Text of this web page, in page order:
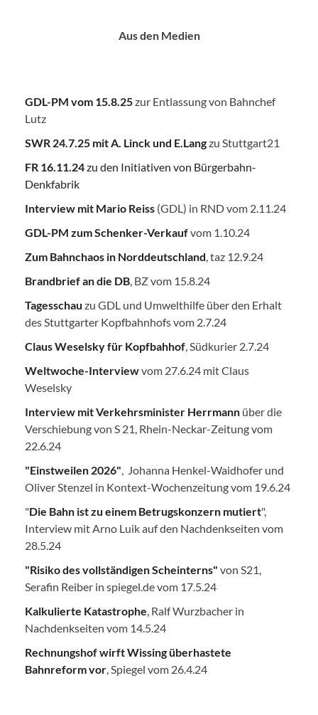
Aus den Medien
GDL-PM vom 15.8.25zur Entlassung von Bahnchef
Lutz
SWR 24.7.25 mit A. Linck und E.Langzu Stuttgart21
FR 16.11.24zu den Initiativen von Bürgerbahn-
Denkfabrik
Interview mit Mario Reiss (GDL) in RND vom 2.11.24
GDL-PM zum Schenker-Verkaufvom 1.10.24
Zum Bahnchaos in Norddeutschland , taz 12.9.24
Brandbrief an die DB , BZ vom 15.8.24
Tagesschau zu GDL und Umwelthilfe über den Erhalt
des Stuttgarter Kopfbahnhofs vom 2.7.24
Claus Weselsky für Kopfbahhof , Südkurier 2.7.24
Weltwoche-Interviewvom 27.6.24 mit Claus
Weselsky
Interview mit Verkehrsminister Herrmann über die
Verschiebung von S 21, Rhein-Neckar-Zeitung vom
22.6.24
"Einstweilen 2026" , Johanna Henkel-Waidhofer und
Oliver Stenzel in Kontext-Wochenzeitung vom 19.6.24
"Die Bahn ist zu einem Betrugskonzern mutiert",
Interview mit Arno Luik auf den Nachdenkseiten vom
28.5.24
"Risiko des vollständigen Scheinterns" von S21,
Serafin Reiber in spiegel.de vom 17.5.24
Kalkulierte Katastrophe , Ralf Wurzbacher in
Nachdenkseiten vom 14.5.24
Rechnungshof wirft Wissing überhastete
Bahnreform vor , Spiegel vom 26.4.24